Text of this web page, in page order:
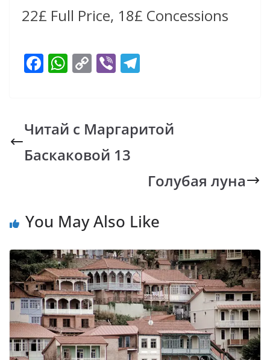
22£ Full Price, 18£ Concessions
F
b
o
o
W
s
A
p
C
y
Li
n
Vi
gr
a
Читай с Маргаритой
Баскаковой 13
Голубая луна
You May Also Like